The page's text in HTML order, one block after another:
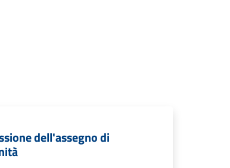
dell'assegno di